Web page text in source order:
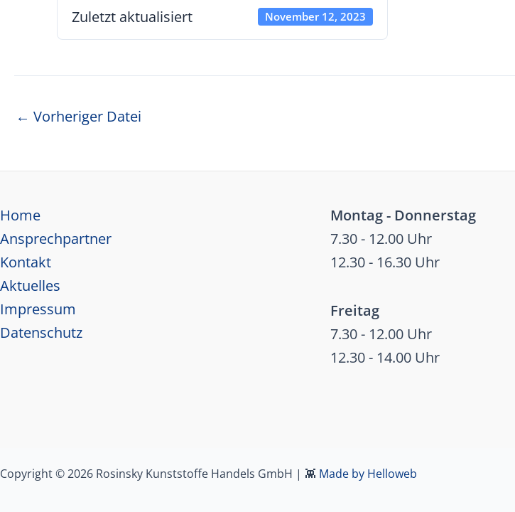
Zuletzt aktualisiert November 12, 2023
Beitragsnavigation
← Vorheriger Datei
Home
Ansprechpartner
Kontakt
Aktuelles
Impressum
Datenschutz
Montag - Donnerstag
7.30 - 12.00 Uhr
12.30 - 16.30 Uhr
Freitag
7.30 - 12.00 Uhr
12.30 - 14.00 Uhr
Copyright © 2026 Rosinsky Kunststoffe Handels GmbH | 👾 Made by Helloweb